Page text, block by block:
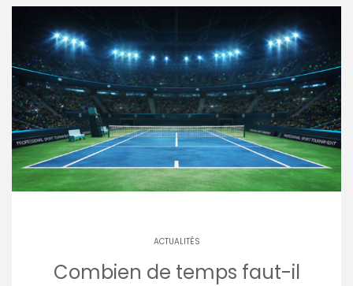
ACTUALITÉS
Combien de temps faut-il